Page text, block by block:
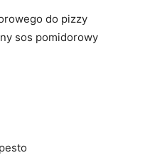
do pizzy
sos pomidorowy